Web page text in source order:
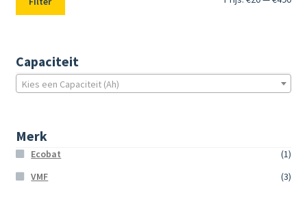
Capaciteit
Kies een Capaciteit (Ah)
Merk
Ecobat
(1)
VMF
(3)